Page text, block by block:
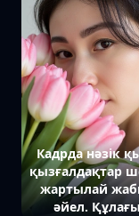
Кадрда нәзік
қызғалдақтар
жартылай
әйел.